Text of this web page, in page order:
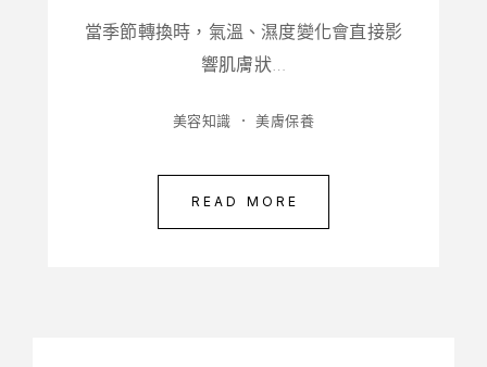
當季節轉換時，氣溫、濕度變化會直接影
響肌膚狀…
美容知識 美膚保養
READ MORE